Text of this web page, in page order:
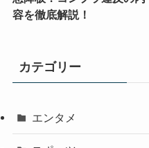
容を徹底解説！
カテゴリー
エンタメ